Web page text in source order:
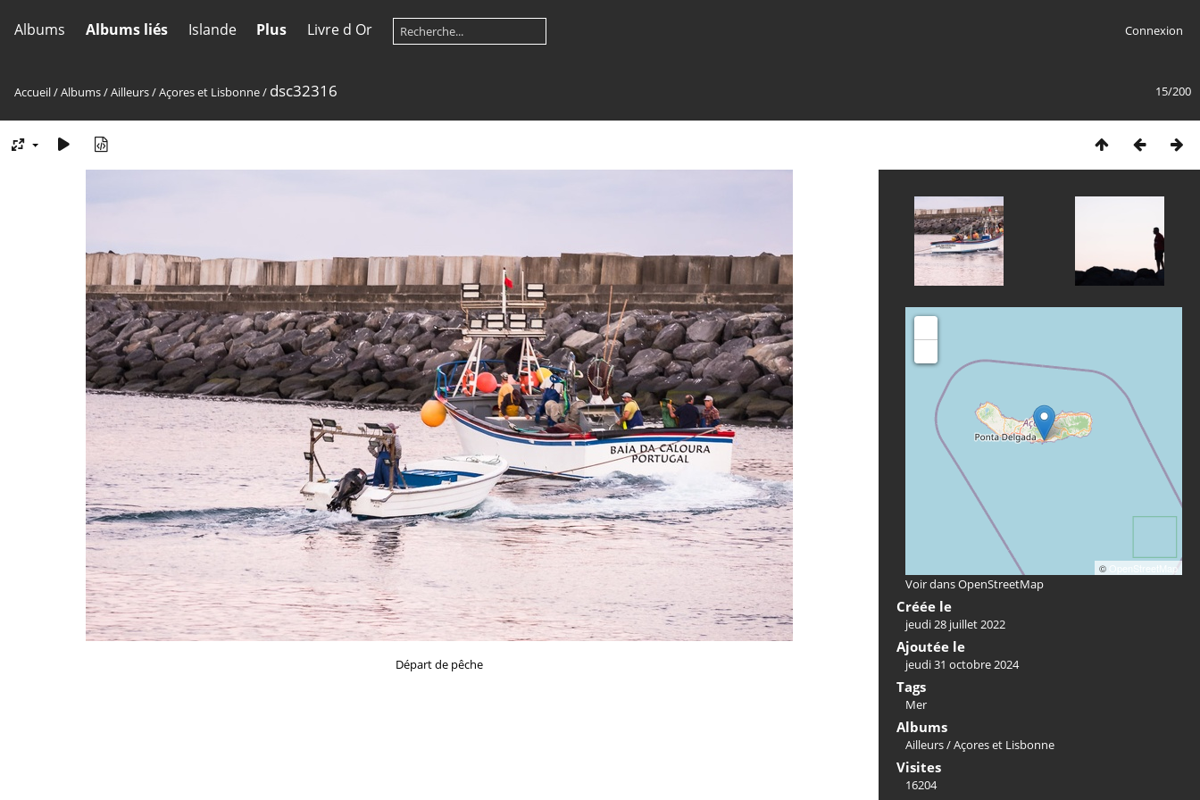
Albums Albums liés Islande Plus Livre d Or Connexion
15/200
Accueil/Albums/Ailleurs/Açores et Lisbonne/ dsc32316
Départ de pêche
© OpenStreetMap
Voir dans OpenStreetMap
Créée le
jeudi 28 juillet 2022
Ajoutée le
jeudi 31 octobre 2024
Tags
Mer
Albums
Ailleurs/Açores et Lisbonne
Visites
16204